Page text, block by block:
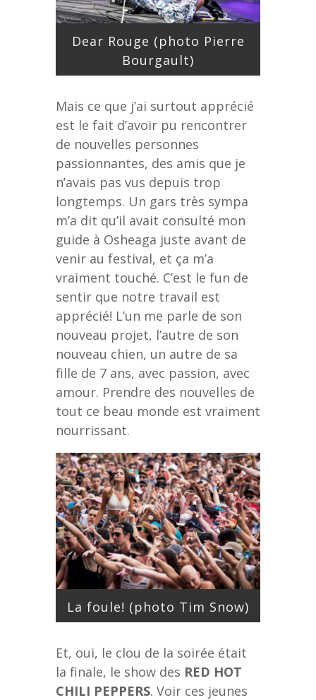
Dear Rouge (photo Pierre
Bourgault)
Mais ce que j’ai surtout apprécié
est le fait d’avoir pu rencontrer
de nouvelles personnes
passionnantes, des amis que je
n’avais pas vus depuis trop
longtemps. Un gars très sympa
m’a dit qu’il avait consulté mon
guide à Osheaga juste avant de
venir au festival, et ça m’a
vraiment touché. C’est le fun de
sentir que notre travail est
apprécié! L’un me parle de son
nouveau projet, l’autre de son
nouveau chien, un autre de sa
fille de 7 ans, avec passion, avec
amour. Prendre des nouvelles de
tout ce beau monde est vraiment
nourrissant.
La foule! (photo Tim Snow)
Et, oui, le clou de la soirée était
la finale, le show des RED HOT
CHILI PEPPERS. Voir ces jeunes